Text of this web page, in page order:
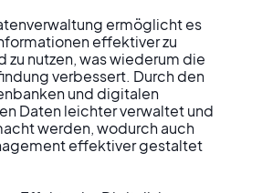
ermöglicht es
effektiver zu
zu nutzen, was wiederum die
verbessert. Durch den
und digitalen
Daten leichter verwaltet und
werden, wodurch auch
effektiver gestaltet